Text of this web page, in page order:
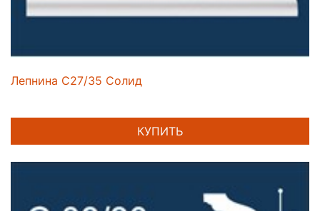
Лепнина C27/35 Солид
КУПИТЬ